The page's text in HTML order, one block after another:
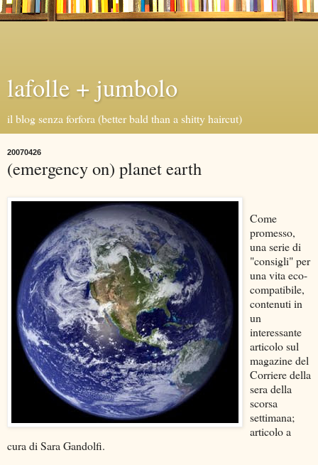
lafolle + jumbolo
il blog senza forfora (better bald than a shitty haircut)
20070426
(emergency on) planet earth
Come
promesso,
una serie di
"consigli" per
una vita eco-
compatibile,
contenuti in
un
interessante
articolo sul
magazine del
Corriere della
sera della
scorsa
settimana;
articolo a
cura di Sara Gandolfi.